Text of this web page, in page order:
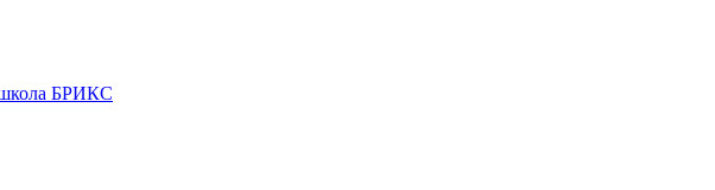
школа БРИКС